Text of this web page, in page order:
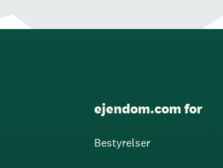
ejendom.com for
Bestyrelser